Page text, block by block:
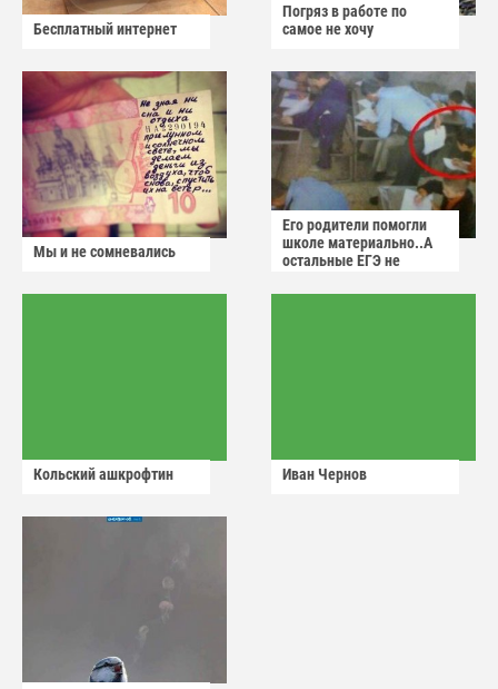
Бесплатный интернет
Погряз в работе по
самое не хочу
Мы и не сомневались
Его родители помогли
школе материально..А
остальные ЕГЭ не
Кольский ашкрофтин Иван Чернов